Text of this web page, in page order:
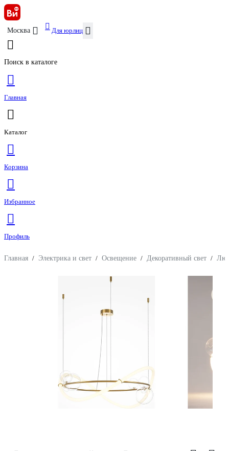
Москва Для юрлиц
Поиск в каталоге
Главная
Каталог
Корзина
Избранное
Профиль
Главная / Электрика и свет / Освещение / Декоративный свет /